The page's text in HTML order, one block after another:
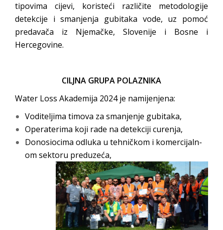
tipovima cijevi, koristeći različite metodologije
detekcije i smanjenja gubitaka vode, uz pomoć
predavača iz Njemačke, Slovenije i Bosne i
Hercegovine.
CILJNA GRUPA POLAZNIKA
Water Loss Akademija 2024 je namijenjena:
Voditeljima timova za smanjenje gubitaka,
Operaterima koji rade na detekciji curenja,
Donosiocima odluka u tehničkom i komercijaln-
om sektoru preduzeća,